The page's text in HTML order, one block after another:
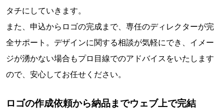
タチにしていきます。
また、申込からロゴの完成まで、専任のディレクターが完
全サポート。デザインに関する相談が気軽にでき、イメー
ジが湧かない場合もプロ目線でのアドバイスをいたします
ので、安心してお任せください。
ロゴの作成依頼から納品までウェブ上で完結